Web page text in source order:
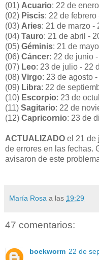
(01) Acuario: 22 de
(02) Piscis: 22 de
(03) Aries: 21 de marzo -
(04) Tauro: 21 de abril -
(05) Géminis: 21 de
(06) Cáncer: 22 de junio
(07) Leo: 23 de julio - 22
(08) Virgo: 23 de agosto
(09) Libra: 22 de
(10) Escorpio: 23 de
(11) Sagitario: 22 de
(12) Capricornio: 23 de
ACTUALIZADO el 21 de
de errores en las fechas.
avisaron de este
María Rosa a las 19:29
47 comentarios:
boekworm 22 de